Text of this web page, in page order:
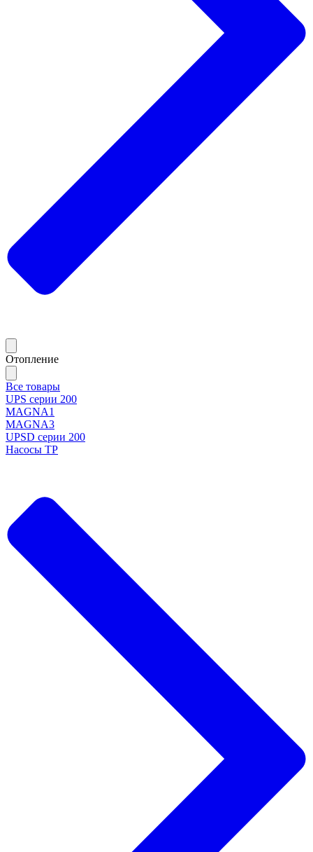
Отопление
Все товары
UPS серии 200
MAGNA1
MAGNA3
UPSD серии 200
Насосы TP